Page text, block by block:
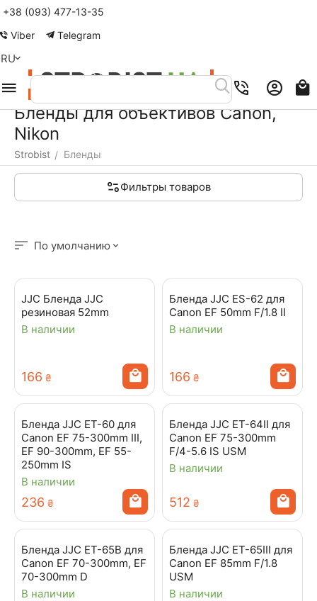
+38 (093) 477-13-35
Viber
Telegram
RU
Бленды для объективов Canon,
Nikon
Strobist / Бленды
Фильтры товаров
По умолчанию
JJC Бленда JJC
резиновая 52mm
В наличии
‍166‍ ₴
Бленда JJC ES-62 для
Canon EF 50mm F/1.8 II
В наличии
‍166‍ ₴
Бленда JJC ET-60 для
Canon EF 75-300mm III,
EF 90-300mm, EF 55-
250mm IS
В наличии
‍236‍ ₴
Бленда JJC ET-64II для
Canon EF 75-300mm
F/4-5.6 IS USM
В наличии
‍512‍ ₴
Бленда JJC ET-65B для
Canon EF 70-300mm, EF
70-300mm D
В наличии
Бленда JJC ET-65III для
Canon EF 85mm F/1.8
USM
В наличии
Меню